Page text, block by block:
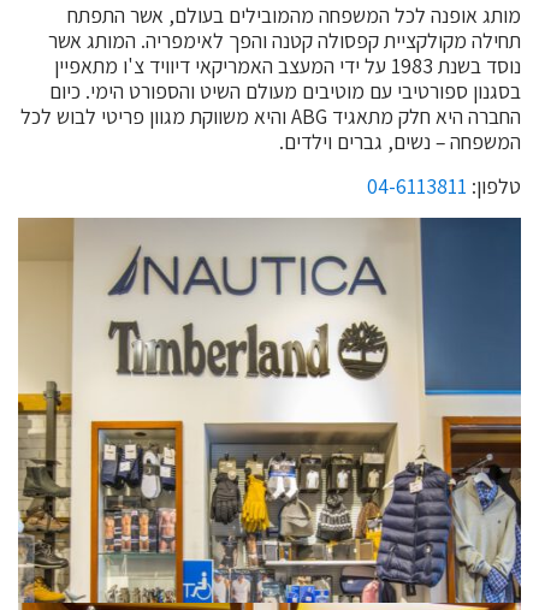
מותג אופנה לכל המשפחה מהמובילים בעולם, אשר התפתח
תחילה מקולקציית קפסולה קטנה והפך לאימפריה. המותג אשר
נוסד בשנת 1983 על ידי המעצב האמריקאי דיוויד צ'ו מתאפיין
בסגנון ספורטיבי עם מוטיבים מעולם השיט והספורט הימי. כיום
החברה היא חלק מתאגיד ABG והיא משווקת מגוון פריטי לבוש לכל
המשפחה – נשים, גברים וילדים.
טלפון: 04-6113811